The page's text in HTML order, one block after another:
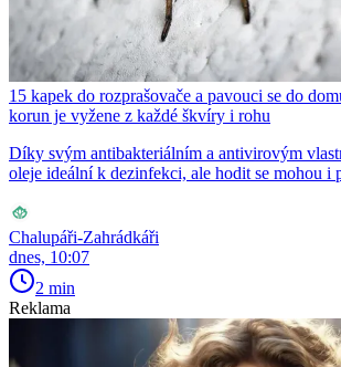
15 kapek do rozprašovače a pavouci se do
korun je vyžene z každé škvíry i rohu
Díky svým antibakteriálním a antivirovým
oleje ideální k dezinfekci, ale hodit se mohou i
Chalupáři-Zahrádkáři
dnes, 10:07
2 min
Reklama